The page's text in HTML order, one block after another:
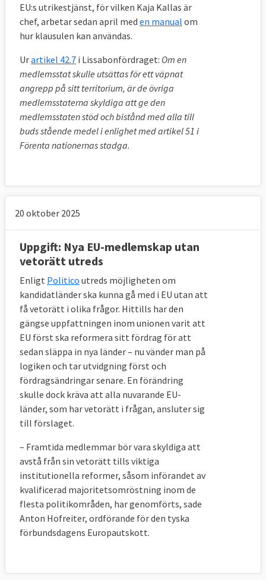
sig fram. Tjeckien fick det som en eftergift
för att få fördraget i hamn. Därmed hade
alla länder slutligen godkänt
Lissabonfördraget och fördraget kunde
träda i kraft den 1 december 2009 under det
svenska ordförandeskapet, åtta år efter de
första samtalen i Laeken 2001.
EU:s utrikestjänst, för vilken Kaja Kallas är
chef, arbetar sedan april med en manual om
hur klausulen kan användas.
Urartikel 42.7 i Lissabonfördraget: Om en
medlemsstat skulle utsättas för ett väpnat
angrepp på sitt territorium, är de övriga
medlemsstaterna skyldiga att ge den
medlemsstaten stöd och bistånd med alla till
buds stående medel i enlighet med artikel 51 i
Förenta nationernas stadga.
20 oktober 2025
Uppgift: Nya EU-medlemskap utan
vetorätt utreds
Enligt Politico utreds möjligheten om
kandidatländer ska kunna gå med i EU utan att
få vetorätt i olika frågor. Hittills har den
gängse uppfattningen inom unionen varit att
EU först ska reformera sitt fördrag för att
sedan släppa in nya länder – nu vänder man på
logiken och tar utvidgning först och
fördragsändringar senare. En förändring
skulle dock kräva att alla nuvarande EU-
länder, som har vetorätt i frågan, ansluter sig
till förslaget.
– Framtida medlemmar bör vara skyldiga att
avstå från sin vetorätt tills viktiga
institutionella reformer, såsom införandet av
kvalificerad majoritetsomröstning inom de
flesta politikområden, har genomförts, sade
Anton Hofreiter, ordförande för den tyska
förbundsdagens Europautskott.